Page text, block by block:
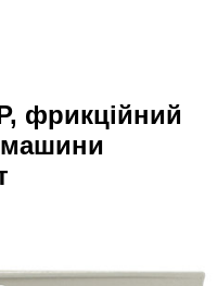
фрикційний